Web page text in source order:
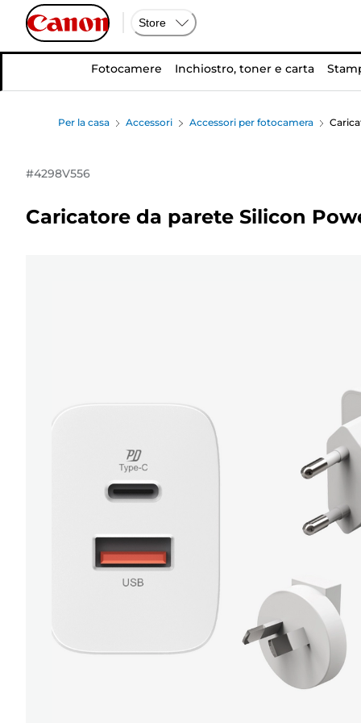
Store
Fotocamere Inchiostro, toner e carta
Per la casa Accessori Accessori per fotocamera
#4298V556
Caricatore da parete Silicon